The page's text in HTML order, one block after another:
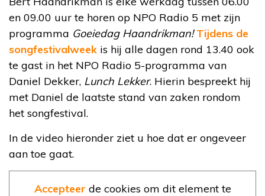
en 09.00 uur te horen op NPO Radio 5 met zijn
programma Goeiedag Haandrikman! Tijdens de
songfestivalweek is hij alle dagen rond 13.40 ook
te gast in het NPO Radio 5-programma van
Daniel Dekker, Lunch Lekker. Hierin bespreekt hij
met Daniel de laatste stand van zaken rondom
het songfestival.
In de video hieronder ziet u hoe dat er ongeveer
aan toe gaat.
Accepteer de cookies om dit element te